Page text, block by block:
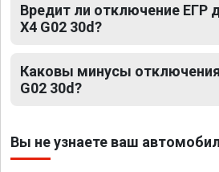
Вредит ли отключение ЕГР
X4 G02 30d?
Каковы минусы отключения
G02 30d?
Вы не узнаете ваш